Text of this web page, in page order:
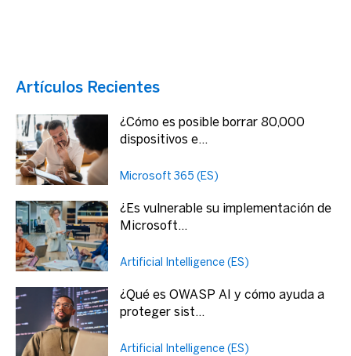
Artículos Recientes
¿Cómo es posible borrar 80,000
dispositivos e...
Microsoft 365 (ES)
¿Es vulnerable su implementación de
Microsoft...
Artificial Intelligence (ES)
¿Qué es OWASP AI y cómo ayuda a
proteger sist...
Artificial Intelligence (ES)